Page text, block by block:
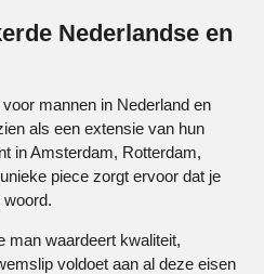
Nederlandse en
mannen in Nederland en
als een extensie van hun
in Amsterdam, Rotterdam,
piece zorgt ervoor dat je
man waardeert kwaliteit,
voldoet aan al deze eisen